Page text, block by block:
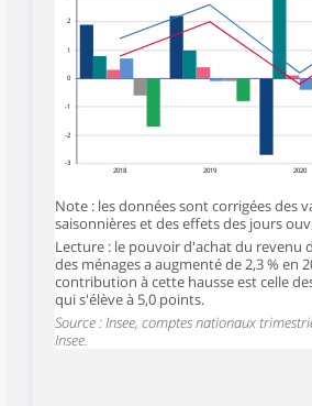
0
1
2
-1
-2
-3
2018 2019 2020
Note : les données sont corrigées des
saisonnières et des effets des jours
Lecture : le pouvoir d'achat du revenu
des ménages a augmenté de 2,3 % en
contribution à cette hausse est celle
qui s'élève à 5,0 points.
Source : Insee, comptes nationaux
Insee.